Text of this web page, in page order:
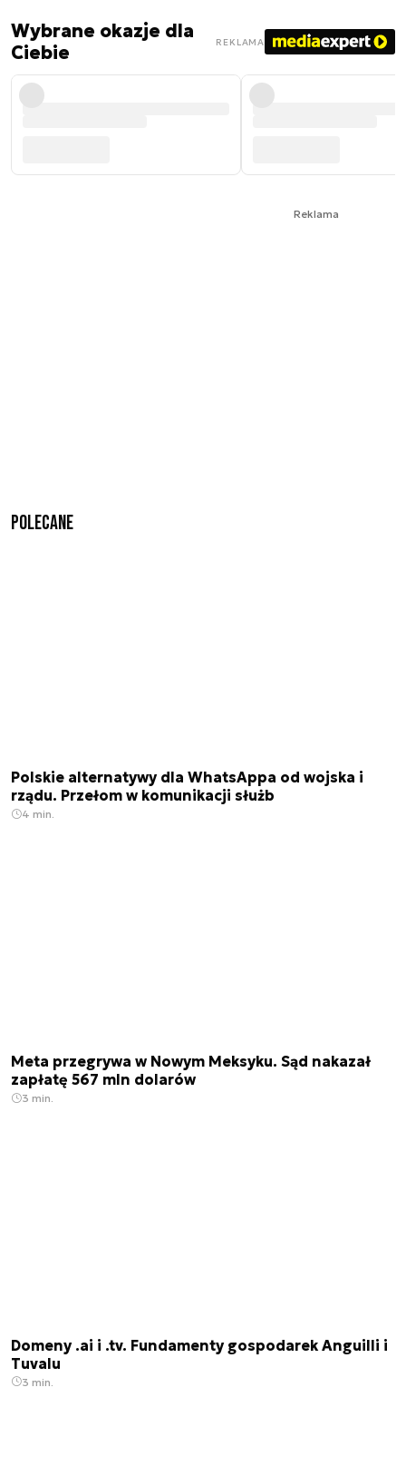
Wybrane okazje dla
Ciebie
REKLAMA
Reklama
Polecane
Polskie alternatywy dla WhatsAppa od wojska i
rządu. Przełom w komunikacji służb
4 min.
Meta przegrywa w Nowym Meksyku. Sąd nakazał
zapłatę 567 mln dolarów
3 min.
Domeny .ai i .tv. Fundamenty gospodarek Anguilli i
Tuvalu
3 min.